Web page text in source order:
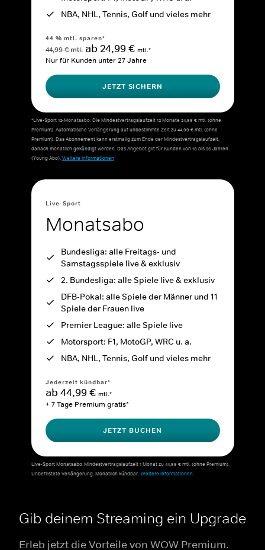
NBA, NHL, Tennis, Golf und vieles mehr
44 % mtl. sparen*
44,99 € mtl. ab 24,99 € mtl.*
Nur für Kunden unter 27 Jahre
JETZT SICHERN
*Live-Sport 12-Monatsabo: Die Mindestvertragslaufzeit 12 Monate 24,99 € mtl. (ohne
Premium). Automatische Verlängerung auf unbestimmte Zeit zu 44,99 € mtl. (ohne
Premium). Das Abonnement kann erstmalig zum Ende der Mindestvertragslaufzeit,
danach monatlich gekündigt werden. Das Angebot gilt für Kunden von 18 bis 26 Jahren
(Young Abo).Weitere Informationen
Live-Sport
Monatsabo
Bundesliga: alle Freitags- und
Samstagsspiele live & exklusiv
2. Bundesliga: alle Spiele live & exklusiv
DFB-Pokal: alle Spiele der Männer und 11
Spiele der Frauen live
Premier League: alle Spiele live
Motorsport: F1, MotoGP, WRC u. a.
NBA, NHL, Tennis, Golf und vieles mehr
Jederzeit kündbar*
ab 44,99 € mtl.*
+ 7 Tage Premium gratis*
JETZT BUCHEN
Live-Sport Monatsabo: Mindestvertragslaufzeit 1 Monat zu 44,99 € mtl. (ohne Premium).
Unbefristete Verlängerung. Monatlich kündbar. Weitere Informationen.
Gib deinem Streaming ein Upgrade
Erleb jetzt die Vorteile von WOW Premium.